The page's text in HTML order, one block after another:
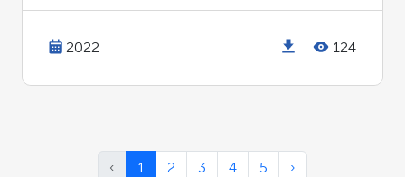
2022 124
‹ 1 2 3 4 5 ›